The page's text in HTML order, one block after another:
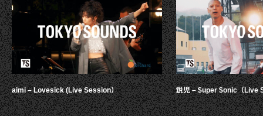
aimi – Lovesick (Live Session） 鋭児 – $uper $onic（Live